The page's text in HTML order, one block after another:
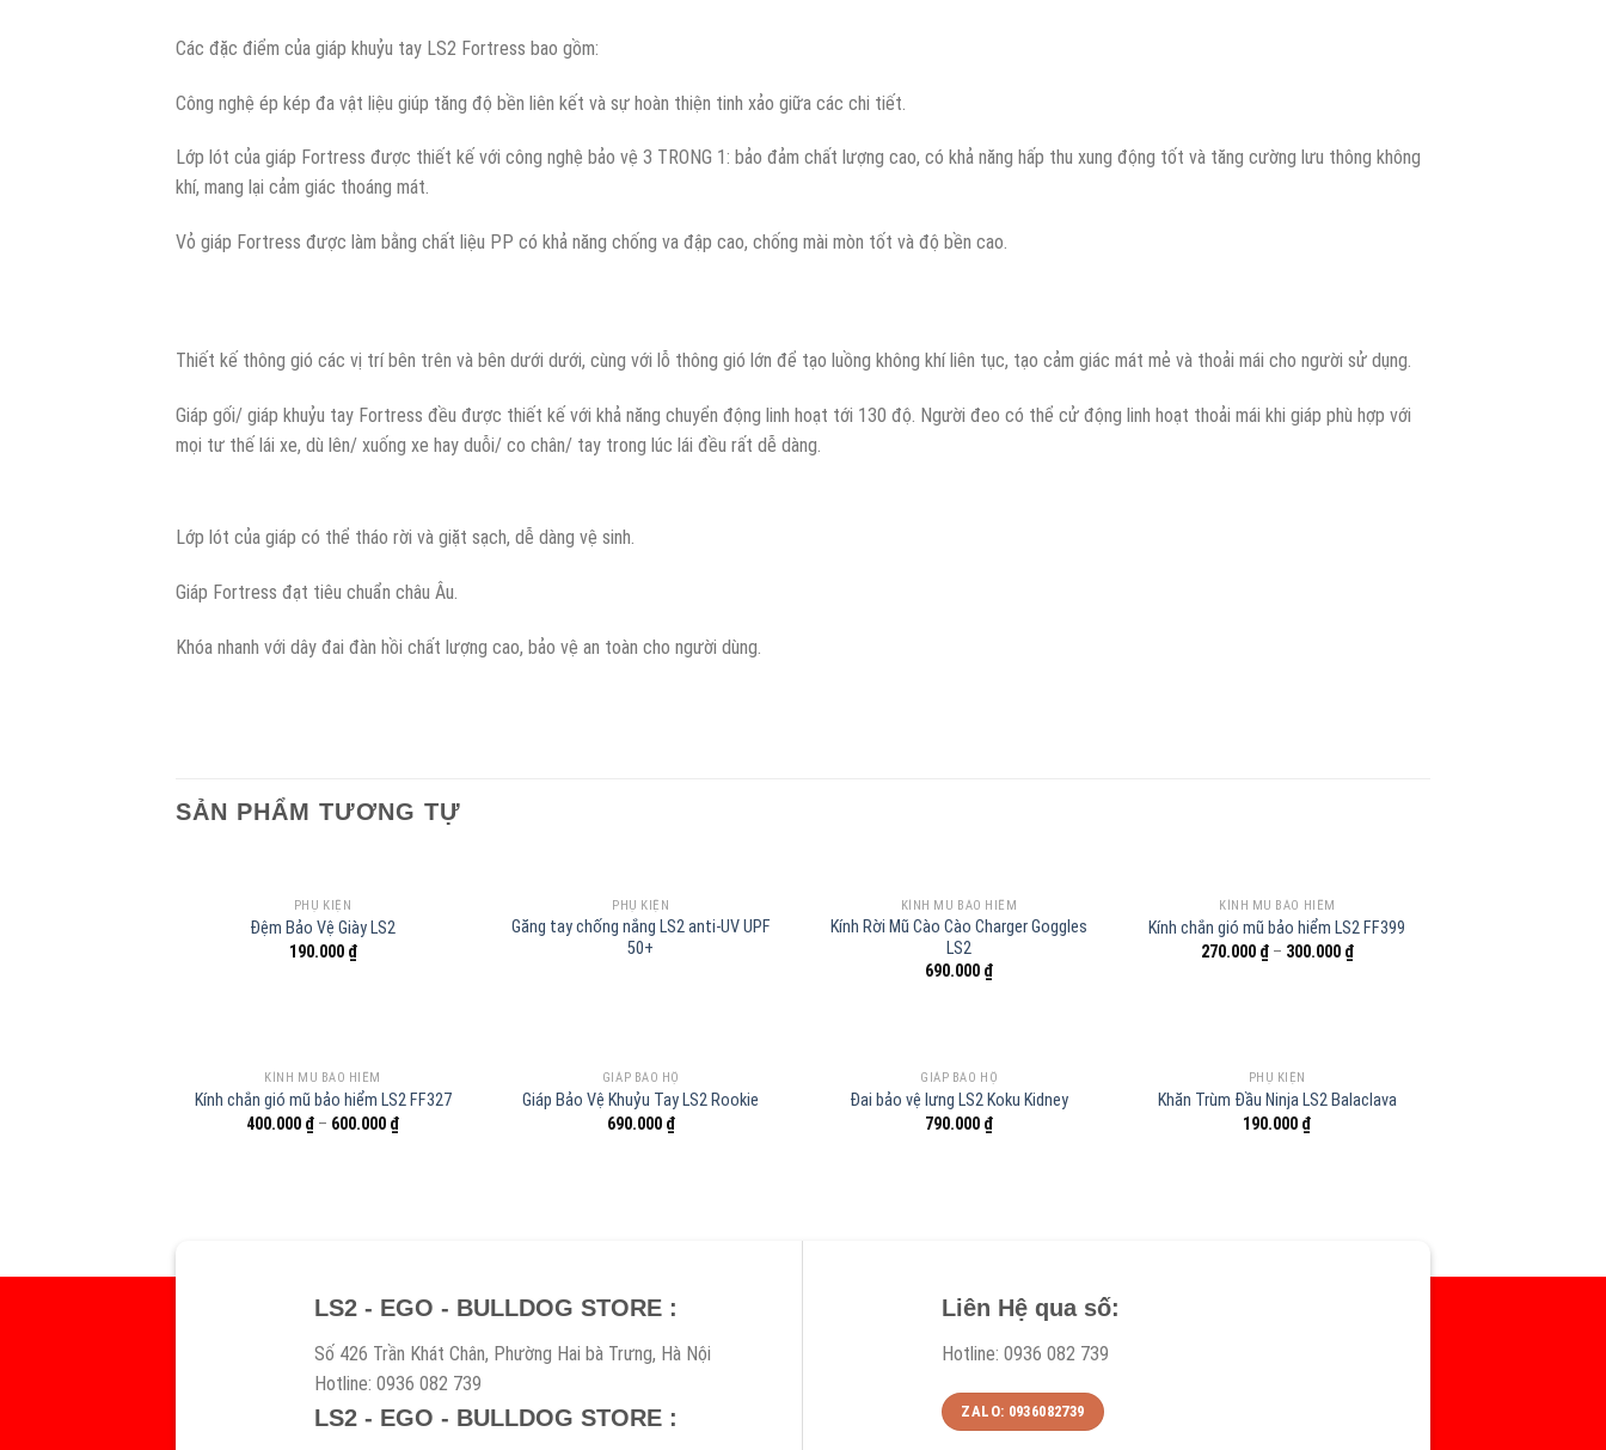
Các đặc điểm của giáp khuỷu tay LS2 Fortress bao gồm:
Công nghệ ép kép đa vật liệu giúp tăng độ bền liên kết và sự hoàn thiện tinh xảo giữa các chi tiết.
Lớp lót của giáp Fortress được thiết kế với công nghệ bảo vệ 3 TRONG 1: bảo đảm chất lượng cao, có khả năng hấp thu xung động tốt và tăng cường lưu thông không
khí, mang lại cảm giác thoáng mát.
Vỏ giáp Fortress được làm bằng chất liệu PP có khả năng chống va đập cao, chống mài mòn tốt và độ bền cao.
Thiết kế thông gió các vị trí bên trên và bên dưới dưới, cùng với lỗ thông gió lớn để tạo luồng không khí liên tục, tạo cảm giác mát mẻ và thoải mái cho người sử dụng.
Giáp gối/ giáp khuỷu tay Fortress đều được thiết kế với khả năng chuyển động linh hoạt tới 130 độ. Người đeo có thể cử động linh hoạt thoải mái khi giáp phù hợp với
mọi tư thế lái xe, dù lên/ xuống xe hay duỗi/ co chân/ tay trong lúc lái đều rất dễ dàng.
Lớp lót của giáp có thể tháo rời và giặt sạch, dễ dàng vệ sinh.
Giáp Fortress đạt tiêu chuẩn châu Âu.
Khóa nhanh với dây đai đàn hồi chất lượng cao, bảo vệ an toàn cho người dùng.
SẢN PHẨM TƯƠNG TỰ
PHỤ KIỆN
Đệm Bảo Vệ Giày LS2
190.000 ₫
PHỤ KIỆN
Găng tay chống nắng LS2 anti-UV UPF
50+
KÍNH MŨ BẢO HIỂM
Kính Rời Mũ Cào Cào Charger Goggles
LS2
690.000 ₫
KÍNH MŨ BẢO HIỂM
Kính chắn gió mũ bảo hiểm LS2 FF399
270.000 ₫– 300.000 ₫
KÍNH MŨ BẢO HIỂM
Kính chắn gió mũ bảo hiểm LS2 FF327
400.000 ₫ – 600.000 ₫
GIÁP BẢO HỘ
Giáp Bảo Vệ Khuỷu Tay LS2 Rookie
690.000 ₫
GIÁP BẢO HỘ
Đai bảo vệ lưng LS2 Koku Kidney
790.000 ₫
PHỤ KIỆN
Khăn Trùm Đầu Ninja LS2 Balaclava
190.000 ₫
LS2 - EGO - BULLDOG STORE :
Số 426 Trần Khát Chân, Phường Hai bà Trưng, Hà Nội
Hotline: 0936 082 739
LS2 - EGO - BULLDOG STORE :
Liên Hệ qua số:
Hotline: 0936 082 739
ZALO: 0936082739